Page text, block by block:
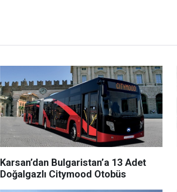
Karsan’dan Bulgaristan’a 13 Adet
Doğalgazlı Citymood Otobüs